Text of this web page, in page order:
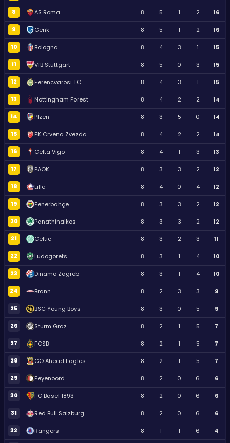
8 AS Roma 8 5 1 2 16
9 Genk 8 5 1 2 16
10 Bologna 8 4 3 1 15
11 VfB Stuttgart 8 5 0 3 15
12 Ferencvarosi TC 8 4 3 1 15
13 Nottingham Forest 8 4 2 2 14
14 Plzen 8 3 5 0 14
15 FK Crvena Zvezda 8 4 2 2 14
16 Celta Vigo 8 4 1 3 13
17 PAOK 8 3 3 2 12
18 Lille 8 4 0 4 12
19 Fenerbahçe 8 3 3 2 12
20 Panathinaikos 8 3 3 2 12
21 Celtic 8 3 2 3 11
22 Ludogorets 8 3 1 4 10
23 Dinamo Zagreb 8 3 1 4 10
24 Brann 8 2 3 3 9
25 BSC Young Boys 8 3 0 5 9
26 Sturm Graz 8 2 1 5 7
27 FCSB 8 2 1 5 7
28 GO Ahead Eagles 8 2 1 5 7
29 Feyenoord 8 2 0 6 6
30 FC Basel 1893 8 2 0 6 6
31 Red Bull Salzburg 8 2 0 6 6
32 Rangers 8 1 1 6 4